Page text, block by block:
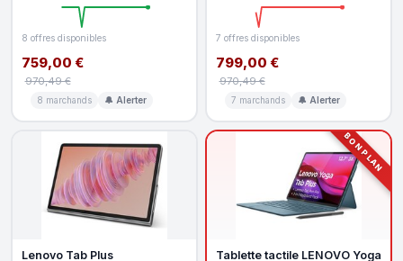
8 offres disponibles
759,00 €
970,49 €
8 marchands 🔔 Alerter
7 offres disponibles
799,00 €
970,49 €
7 marchands 🔔 Alerter
Lenovo Tab Plus
BON PLAN
Tablette tactile LENOVO Yoga